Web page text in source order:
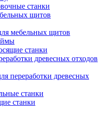
станки
щитов
мебельных щитов
станки
древесных отходов
переработки древесных
станки
станки